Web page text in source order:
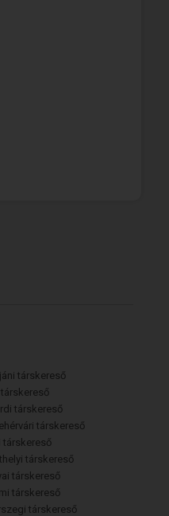
társkereső
társkereső
társkereső
társkereső
társkereső
társkereső
társkereső
társkereső